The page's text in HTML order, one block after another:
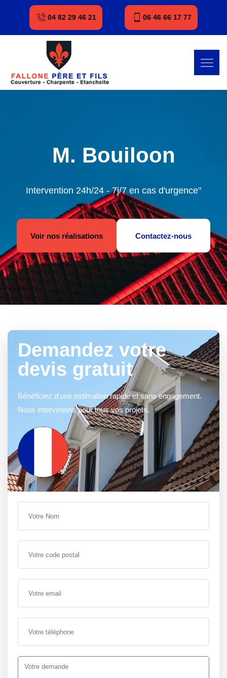
04 82 29 46 21 06 46 66 17 77
M. Bouiloon
Intervention 24h/24 - 7j/7 en cas d'urgence"
Voir nos réalisations Contactez-nous
Demandez votre
devis gratuit
Bénéficiez d'une estimation rapide et sans engagement.
Nous intervenons pour tous vos projets.